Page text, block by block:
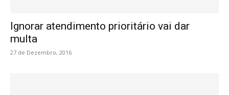
Ignorar atendimento prioritário vai dar
multa
27 de Dezembro, 2016